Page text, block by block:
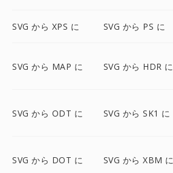
SVG から XPS に SVG から PS に
SVG から MAP に SVG から HDR に
SVG から ODT に SVG から SK1 に
SVG から DOT に SVG から XBM に